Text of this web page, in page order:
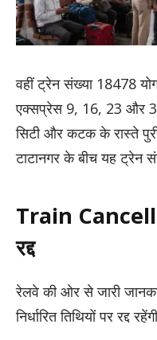
वहीं ट्रेन संख्या 18478
एक्सप्रेस 9, 16, 23 और
सिटी और कटक के रास्ते
टाटानगर के बीच यह ट्रेन
Train
रद्द
रेलवे की ओर से जारी
निर्धारित तिथियों पर रद्द